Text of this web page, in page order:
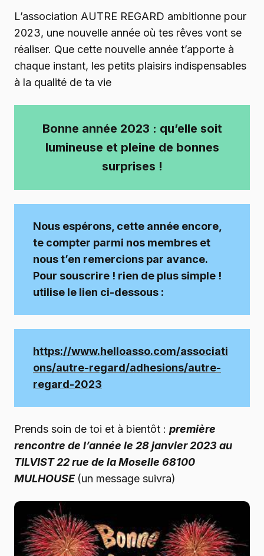
L’association AUTRE REGARD ambitionne pour
2023, une nouvelle année où tes rêves vont se
réaliser. Que cette nouvelle année t’apporte à
chaque instant, les petits plaisirs indispensables
à la qualité de ta vie
Bonne année 2023 : qu’elle soit
lumineuse et pleine de bonnes
surprises !
Nous espérons, cette année encore,
te compter parmi nos membres et
nous t’en remercions par avance.
Pour souscrire ! rien de plus simple !
utilise le lien ci-dessous :
https://www.helloasso.com/associati
ons/autre-regard/adhesions/autre-
regard-2023
Prends soin de toi et à bientôt : première
rencontre de l’année le 28 janvier 2023 au
TILVIST 22 rue de la Moselle 68100
MULHOUSE (un message suivra)